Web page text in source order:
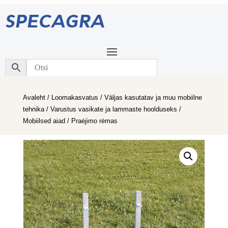
Avaleht/ Loomakasvatus / Väljas kasutatav ja muu mobiilne
tehnika/ Varustus vasikate ja lammaste hoolduseks /
Mobiilsed aiad / Praėjimo rėmas